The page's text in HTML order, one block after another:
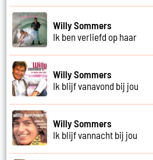
Willy Sommers
Ik ben verliefd op haar
Willy Sommers
Ik blijf vanavond bij jou
Willy Sommers
Ik blijf vannacht bij jou